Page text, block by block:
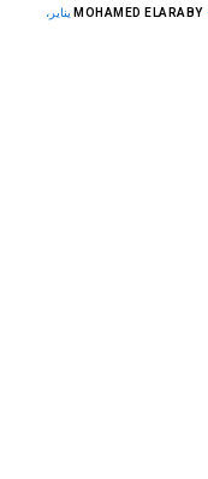
MOHAMED ELARABY 10 يناير،